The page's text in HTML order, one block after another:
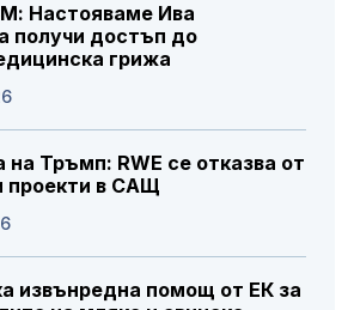
Настояваме Ива
получи достъп до
грижа
на Тръмп: RWE се отказва от
проекти в САЩ
извънредна помощ от ЕК за